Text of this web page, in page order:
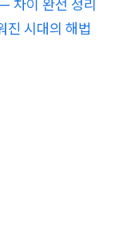
차이 완전 정리
진 시대의 해법